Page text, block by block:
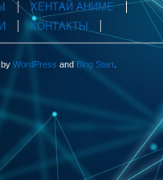
ХЕНТАЙ АНИМЕ
КОНТАКТЫ
by WordPress and Blog Start